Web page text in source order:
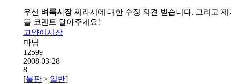
우선 벼룩시장찌라시에 대한 수정 의견 받습니다. 그리고 제
들 코멘트 달아주세요!
고양이시장
마님
12599
2008-03-28
8
[불판 > 일반]